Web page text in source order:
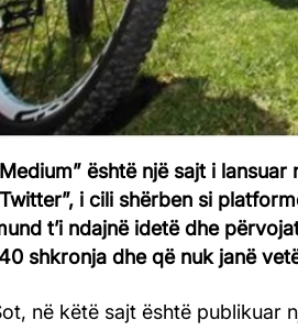
është një sajt i
i cili shërben si
t’i ndajnë idetë dhe
shkronja dhe që nuk janë
në këtë sajt është publikuar